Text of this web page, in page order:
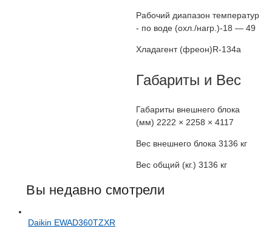
Рабочий диапазон температур
- по воде (охл./нагр.)-18 — 49
Хладагент (фреон)R-134a
Габариты и Вес
Габариты внешнего блока
(мм) 2222 × 2258 × 4117
Вес внешнего блока 3136 кг
Вес общий (кг.) 3136 кг
Вы недавно смотрели
Daikin EWAD360TZXR